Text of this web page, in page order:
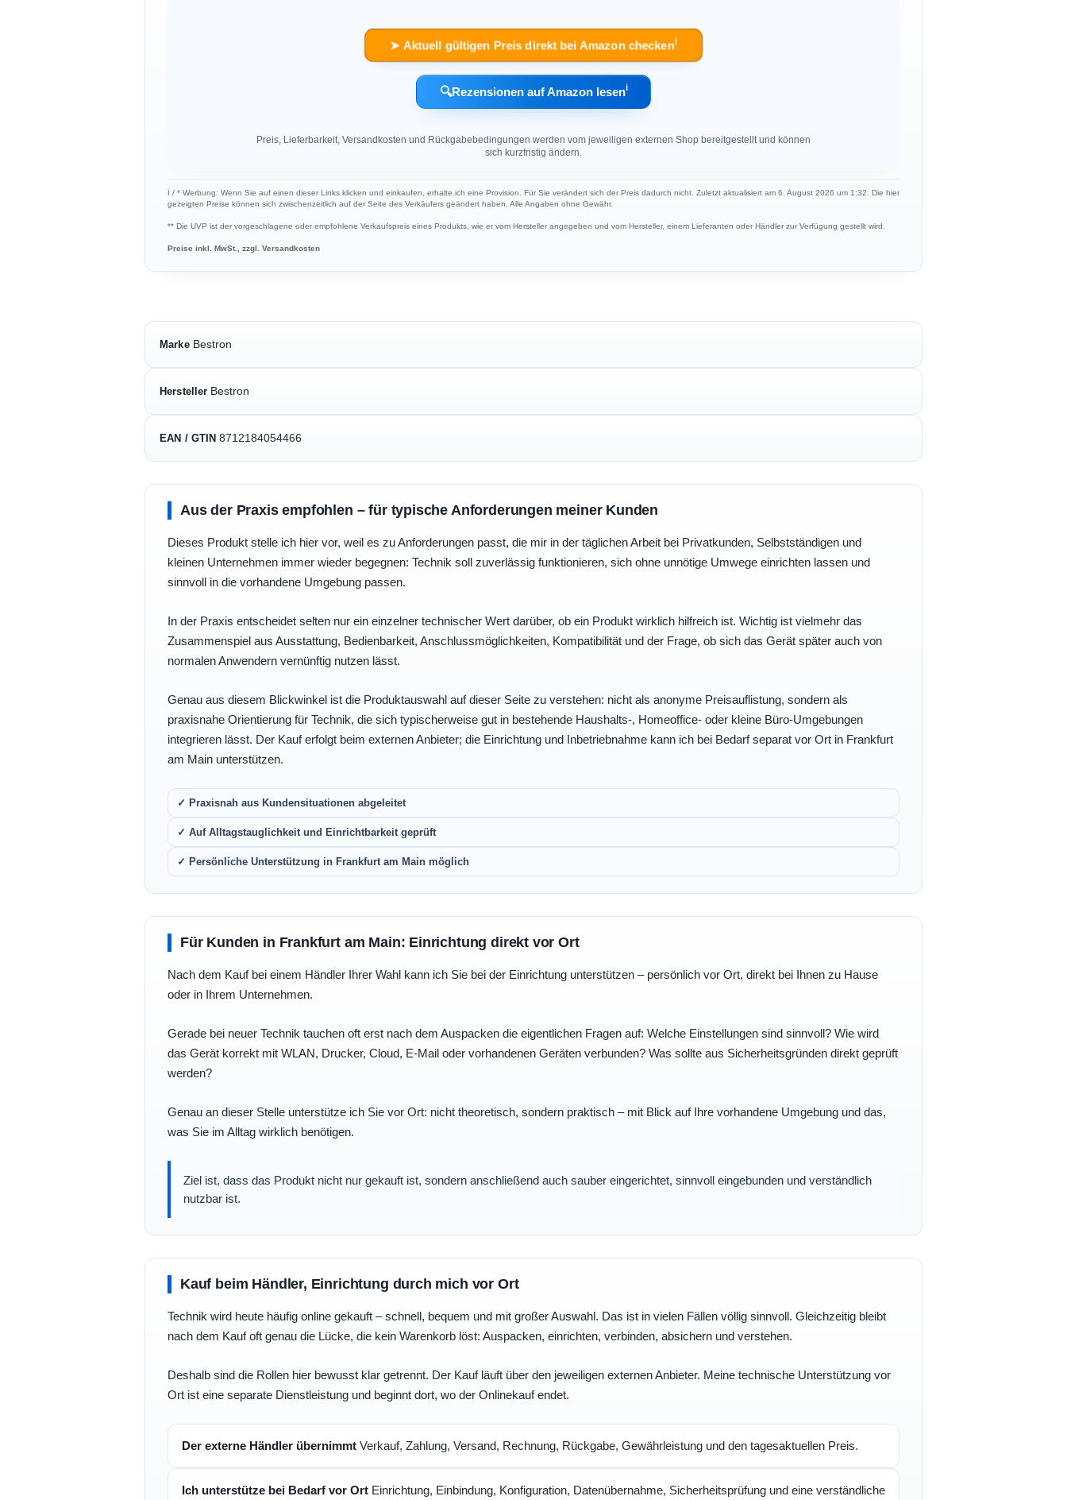
➤ Aktuell gültigen Preis direkt bei Amazon checkenℹ︎
🔍Rezensionen auf Amazon lesenℹ︎
Preis, Lieferbarkeit, Versandkosten und Rückgabebedingungen werden vom jeweiligen externen Shop bereitgestellt und können
sich kurzfristig ändern.
ℹ︎ / * Werbung: Wenn Sie auf einen dieser Links klicken und einkaufen, erhalte ich eine Provision. Für Sie verändert sich der Preis dadurch nicht. Zuletzt aktualisiert am 6. August 2026 um 1:32. Die hier
gezeigten Preise können sich zwischenzeitlich auf der Seite des Verkäufers geändert haben. Alle Angaben ohne Gewähr.
** Die UVP ist der vorgeschlagene oder empfohlene Verkaufspreis eines Produkts, wie er vom Hersteller angegeben und vom Hersteller, einem Lieferanten oder Händler zur Verfügung gestellt wird.
Preise inkl. MwSt., zzgl. Versandkosten
Marke Bestron
Hersteller Bestron
EAN / GTIN 8712184054466
Aus der Praxis empfohlen – für typische Anforderungen meiner Kunden
Dieses Produkt stelle ich hier vor, weil es zu Anforderungen passt, die mir in der täglichen Arbeit bei Privatkunden, Selbstständigen und
kleinen Unternehmen immer wieder begegnen: Technik soll zuverlässig funktionieren, sich ohne unnötige Umwege einrichten lassen und
sinnvoll in die vorhandene Umgebung passen.
In der Praxis entscheidet selten nur ein einzelner technischer Wert darüber, ob ein Produkt wirklich hilfreich ist. Wichtig ist vielmehr das
Zusammenspiel aus Ausstattung, Bedienbarkeit, Anschlussmöglichkeiten, Kompatibilität und der Frage, ob sich das Gerät später auch von
normalen Anwendern vernünftig nutzen lässt.
Genau aus diesem Blickwinkel ist die Produktauswahl auf dieser Seite zu verstehen: nicht als anonyme Preisauflistung, sondern als
praxisnahe Orientierung für Technik, die sich typischerweise gut in bestehende Haushalts-, Homeoffice- oder kleine Büro-Umgebungen
integrieren lässt. Der Kauf erfolgt beim externen Anbieter; die Einrichtung und Inbetriebnahme kann ich bei Bedarf separat vor Ort in Frankfurt
am Main unterstützen.
✓ Praxisnah aus Kundensituationen abgeleitet
✓ Auf Alltagstauglichkeit und Einrichtbarkeit geprüft
✓ Persönliche Unterstützung in Frankfurt am Main möglich
Für Kunden in Frankfurt am Main: Einrichtung direkt vor Ort
Nach dem Kauf bei einem Händler Ihrer Wahl kann ich Sie bei der Einrichtung unterstützen – persönlich vor Ort, direkt bei Ihnen zu Hause
oder in Ihrem Unternehmen.
Gerade bei neuer Technik tauchen oft erst nach dem Auspacken die eigentlichen Fragen auf: Welche Einstellungen sind sinnvoll? Wie wird
das Gerät korrekt mit WLAN, Drucker, Cloud, E-Mail oder vorhandenen Geräten verbunden? Was sollte aus Sicherheitsgründen direkt geprüft
werden?
Genau an dieser Stelle unterstütze ich Sie vor Ort: nicht theoretisch, sondern praktisch – mit Blick auf Ihre vorhandene Umgebung und das,
was Sie im Alltag wirklich benötigen.
Ziel ist, dass das Produkt nicht nur gekauft ist, sondern anschließend auch sauber eingerichtet, sinnvoll eingebunden und verständlich
nutzbar ist.
Kauf beim Händler, Einrichtung durch mich vor Ort
Technik wird heute häufig online gekauft – schnell, bequem und mit großer Auswahl. Das ist in vielen Fällen völlig sinnvoll. Gleichzeitig bleibt
nach dem Kauf oft genau die Lücke, die kein Warenkorb löst: Auspacken, einrichten, verbinden, absichern und verstehen.
Deshalb sind die Rollen hier bewusst klar getrennt. Der Kauf läuft über den jeweiligen externen Anbieter. Meine technische Unterstützung vor
Ort ist eine separate Dienstleistung und beginnt dort, wo der Onlinekauf endet.
Der externe Händler übernimmt Verkauf, Zahlung, Versand, Rechnung, Rückgabe, Gewährleistung und den tagesaktuellen Preis.
Ich unterstütze bei Bedarf vor Ort Einrichtung, Einbindung, Konfiguration, Datenübernahme, Sicherheitsprüfung und eine verständliche